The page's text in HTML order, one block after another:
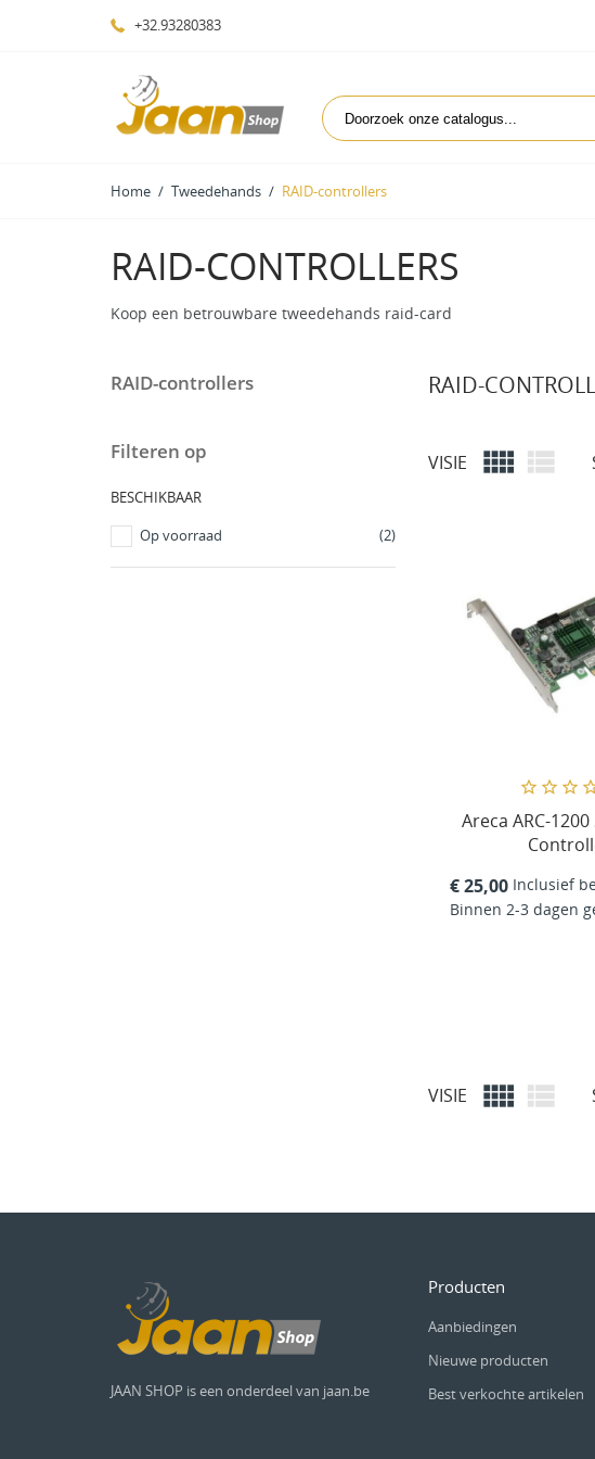
+32.93280383
Home Tweedehands RAID-controllers
RAID-CONTROLLERS
Koop een betrouwbare tweedehands raid-card
RAID-controllers
Filteren op
BESCHIKBAAR
Op voorraad
(2)
RAID-
VISIE  
Areca ARC-1200
€ 25,00 Inclusief
Binnen 2-3 dagen
VISIE  
JAAN SHOP is een onderdeel van jaan.be
Producten
Aanbiedingen
Nieuwe producten
Best verkochte artikelen